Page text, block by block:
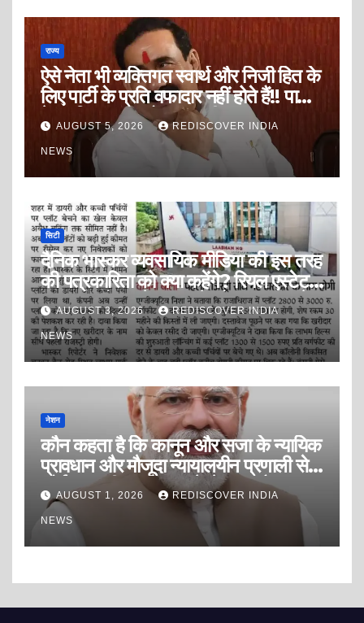
राज्य
ऐसे नेता भी व्यक्तिगत स्वार्थ और निजी हित के
लिए पार्टी के प्रति वफादार नहीं होते हैं!! पार्टी
के प्रति कृतज्ञ बनो, इतना भी कृतघ्न मत
बनो।
AUGUST 5, 2026 REDISCOVER INDIA
NEWS
सिटी
दैनिक भास्कर व्यवसायिक मीडिया की इस तरह
की पत्रकारिता को क्या कहेंगे? रियल एस्टेट
इंडस्ट्री को डराने, धमकाने और दवाब बनाने
की पत्रकारिता? या सफेद पोश ब्लैकमेलिंग
पत्रकारिता?
AUGUST 3, 2026 REDISCOVER INDIA
NEWS
नेशन
कौन कहता है कि कानून और सजा के न्यायिक
प्रावधान और मौजूदा न्यायालयीन प्रणाली से
कोई अपराधी अपराध करने से डरता है?
AUGUST 1, 2026 REDISCOVER INDIA
NEWS